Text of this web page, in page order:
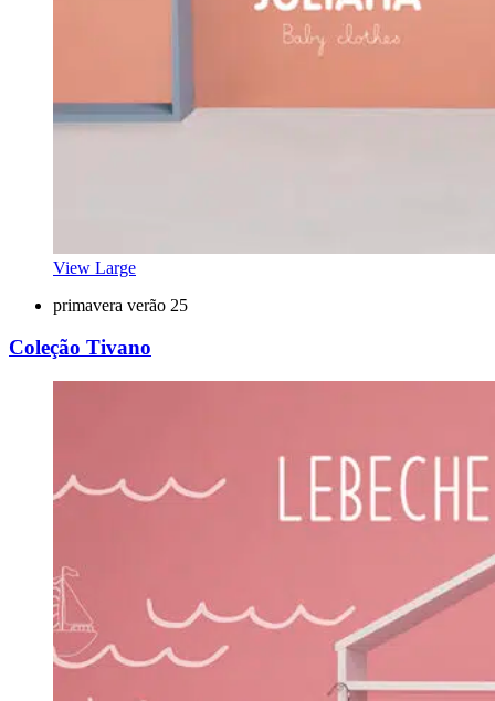
View Large
primavera verão 25
Coleção Tivano